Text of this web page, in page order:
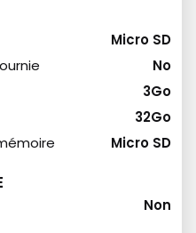
Micro SD
No
3Go
32Go
Micro SD
Non